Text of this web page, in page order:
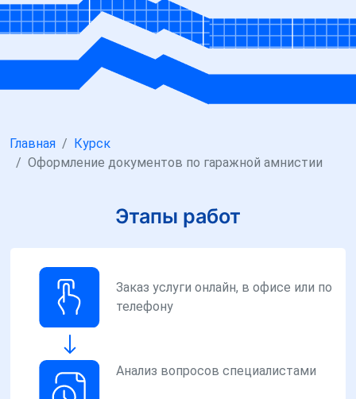
Главная
Курск
Оформление документов по гаражной амнистии
Этапы работ
Заказ услуги онлайн, в офисе или по
телефону
Анализ вопросов специалистами